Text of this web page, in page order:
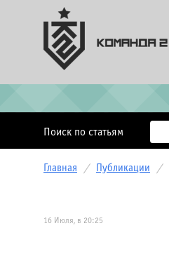
Поиск по статьям
Главная / Публикации /
16 Июля, в 20:25